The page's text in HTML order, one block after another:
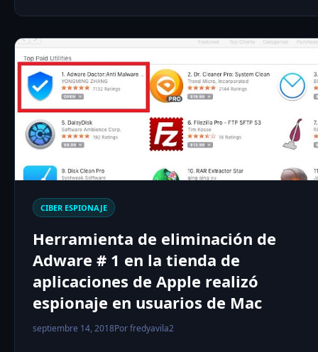
CIBER ESPIONAJE
Herramienta de eliminación de
Adware # 1 en la tienda de
aplicaciones de Apple realizó
espionaje en usuarios de Mac
septiembre 14, 2018Por fredyavila2